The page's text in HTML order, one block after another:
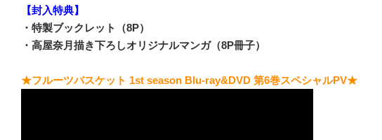
【封入特典】
・特製ブックレット（8P）
・高屋奈月描き下ろしオリジナルマンガ（8P冊子）
★フルーツバスケット 1st season Blu-ray&DVD 第6巻スペシャルPV★